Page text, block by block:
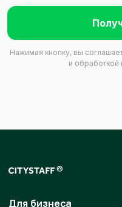
Нажимая кнопку, вы
и
Для бизнеса